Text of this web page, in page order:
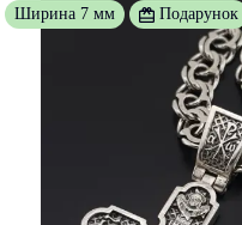
Ширина 7 мм Подарунок